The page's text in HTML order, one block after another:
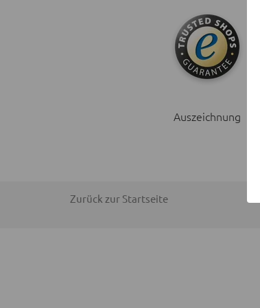
Auszeichnung
Zurück zur Startseite